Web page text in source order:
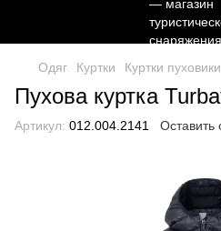
Одяг Куртки Куртки пуховики
Пухова куртка
Артикул: 012.004.2141 Оставить